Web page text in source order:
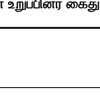
கைது